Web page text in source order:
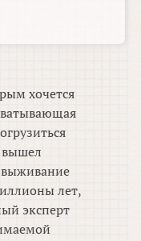
хочется
вышел
выживание
лет,
эксперт